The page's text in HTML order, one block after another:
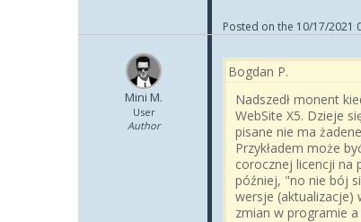
Posted on the 10/17/2021
Mini M.
User
Author
Bogdan P.
Nadszedł monent
WebSite X5. Dzieje
pisane nie ma
Przykładem może
corocznej licencji na
później, "no nie bój
wersje (aktualizacje)
zmian w programie a